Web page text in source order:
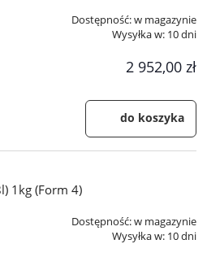
Dostępność:w magazynie
Wysyłka w: 10 dni
2 952,00 zł
do koszyka
1kg (Form 4)
Dostępność:w magazynie
Wysyłka w: 10 dni